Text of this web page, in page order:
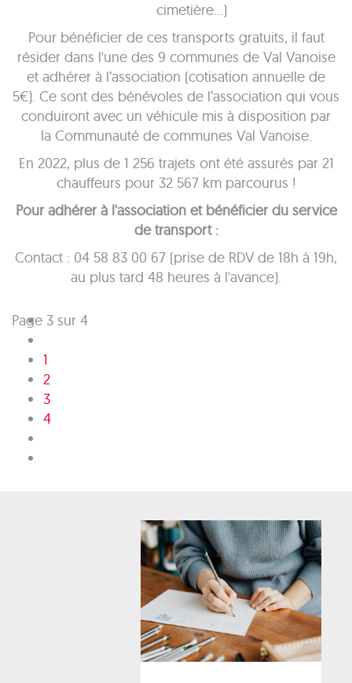
cimetière…)
Pour bénéficier de ces transports gratuits, il faut
résider dans l'une des 9 communes de Val Vanoise
et adhérer à l’association (cotisation annuelle de
5€). Ce sont des bénévoles de l’association qui vous
conduiront avec un véhicule mis à disposition par
la Communauté de communes Val Vanoise.
En 2022, plus de 1 256 trajets ont été assurés par 21
chauffeurs pour 32 567 km parcourus !
Pour adhérer à l'association et bénéficier du service
de transport :
Contact : 04 58 83 00 67 (prise de RDV de 18h à 19h,
au plus tard 48 heures à l'avance).
Page 3 sur 4
1
2
3
4